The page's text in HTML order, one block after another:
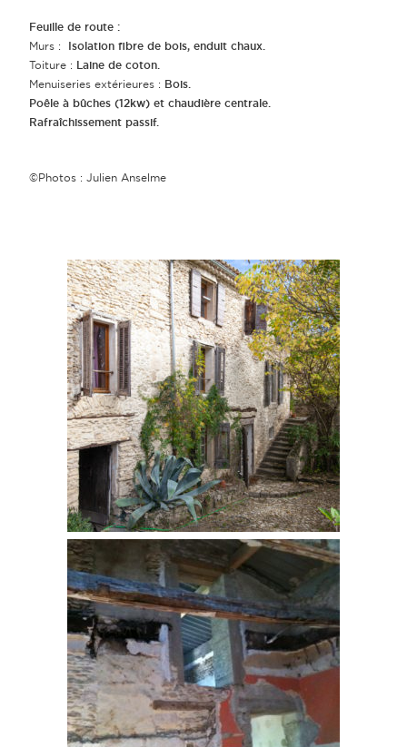
Feuille de route :
Murs :
Isolation fibre de bois, enduit chaux.
Toiture :
Laine de coton.
Menuiseries extérieures : Bois.
Poêle à bûches (12kw) et chaudière centrale.
Rafraîchissement passif.
©Photos : Julien Anselme